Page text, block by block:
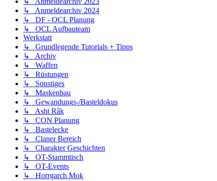
↳ Anmeldearchiv 2024
↳ DF - OCL Planung
↳ OCL Aufbauteam
Werkstatt
↳ Grundlegende Tutorials + Tipps
↳ Archiv
↳ Waffen
↳ Rüstungen
↳ Sonstiges
↳ Maskenbau
↳ Gewandungs-/Basteldokus
↳ Asht Râk
↳ CON Planung
↳ Bastelecke
↳ Claner Bereich
↳ Charakter Geschichten
↳ OT-Stammtisch
↳ OT-Events
↳ Horrgarch Mok